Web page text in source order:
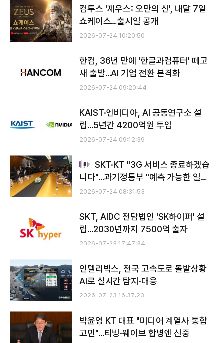
컴투스 '제우스: 오만의 신', 내달 7일
쇼케이스…출시일 공개
2026-07-24 10:20:50
한컴, 36년 만에 '한글과컴퓨터' 떼고
새 출발…AI 기업 전환 본격화
2026-07-24 09:20:44
KAIST·엔비디아, AI 공동연구소 설
립…5년간 4200억원 투입
2026-07-24 09:12:39
SKT·KT "3G 서비스 종료하겠습
니다"…과기정통부 "예측 가능한 일정
속 논의"
2026-07-24 08:31:53
SKT, AIDC 전담법인 'SK하이퍼' 설
립…2030년까지 7500억 출자
2026-07-23 17:47:34
인텔리빅스, 전국 고속도로 돌발상황
AI로 실시간 탐지·대응
2026-07-23 16:37:23
박윤영 KT 대표 "미디어 계열사 통합
고민"…티빙·웨이브 합병엔 신중